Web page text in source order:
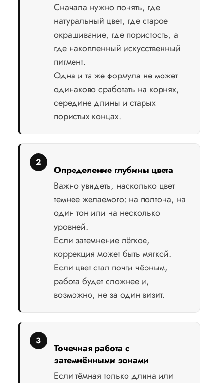
Сначала нужно понять, где
натуральный цвет, где старое
окрашивание, где пористость, а
где накопленный искусственный
пигмент.
Одна и та же формула не может
одинаково сработать на корнях,
середине длины и старых
пористых концах.
Определение глубины цвета
Важно увидеть, насколько цвет
темнее желаемого: на полтона, на
один тон или на несколько
уровней.
Если затемнение лёгкое,
коррекция может быть мягкой.
Если цвет стал почти чёрным,
работа будет сложнее и,
возможно, не за один визит.
Точечная работа с
затемнёнными зонами
Если тёмная только длина или